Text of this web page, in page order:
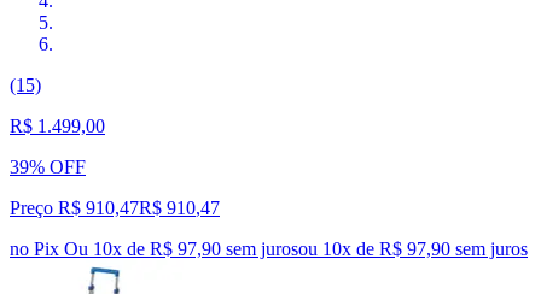
(15)
R$ 1.499,00
39% OFF
Preço R$ 910,47R$ 910,47
no Pix Ou 10x de R$ 97,90 sem jurosou 10x de R$ 97,90 sem juros